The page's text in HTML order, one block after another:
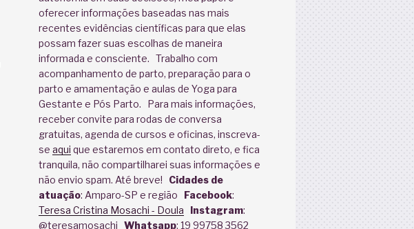
oferecer informações baseadas nas mais
recentes evidências científicas para que elas
possam fazer suas escolhas de maneira
informada e consciente. Trabalho com
acompanhamento de parto, preparação para o
parto e amamentação e aulas de Yoga para
Gestante e Pós Parto. Para mais informações,
receber convite para rodas de conversa
gratuitas, agenda de cursos e oficinas, inscreva-
se aqui que estaremos em contato direto, e fica
tranquila, não compartilharei suas informações e
não envio spam. Até breve! Cidades de
atuação: Amparo-SP e região Facebook:
Teresa Cristina Mosachi - Doula
Instagram:
@teresamosachi Whatsapp: 19 99758 3562